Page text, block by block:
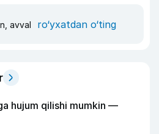
avval ro‘yxatdan o‘ting
hujum qilishi mumkin —